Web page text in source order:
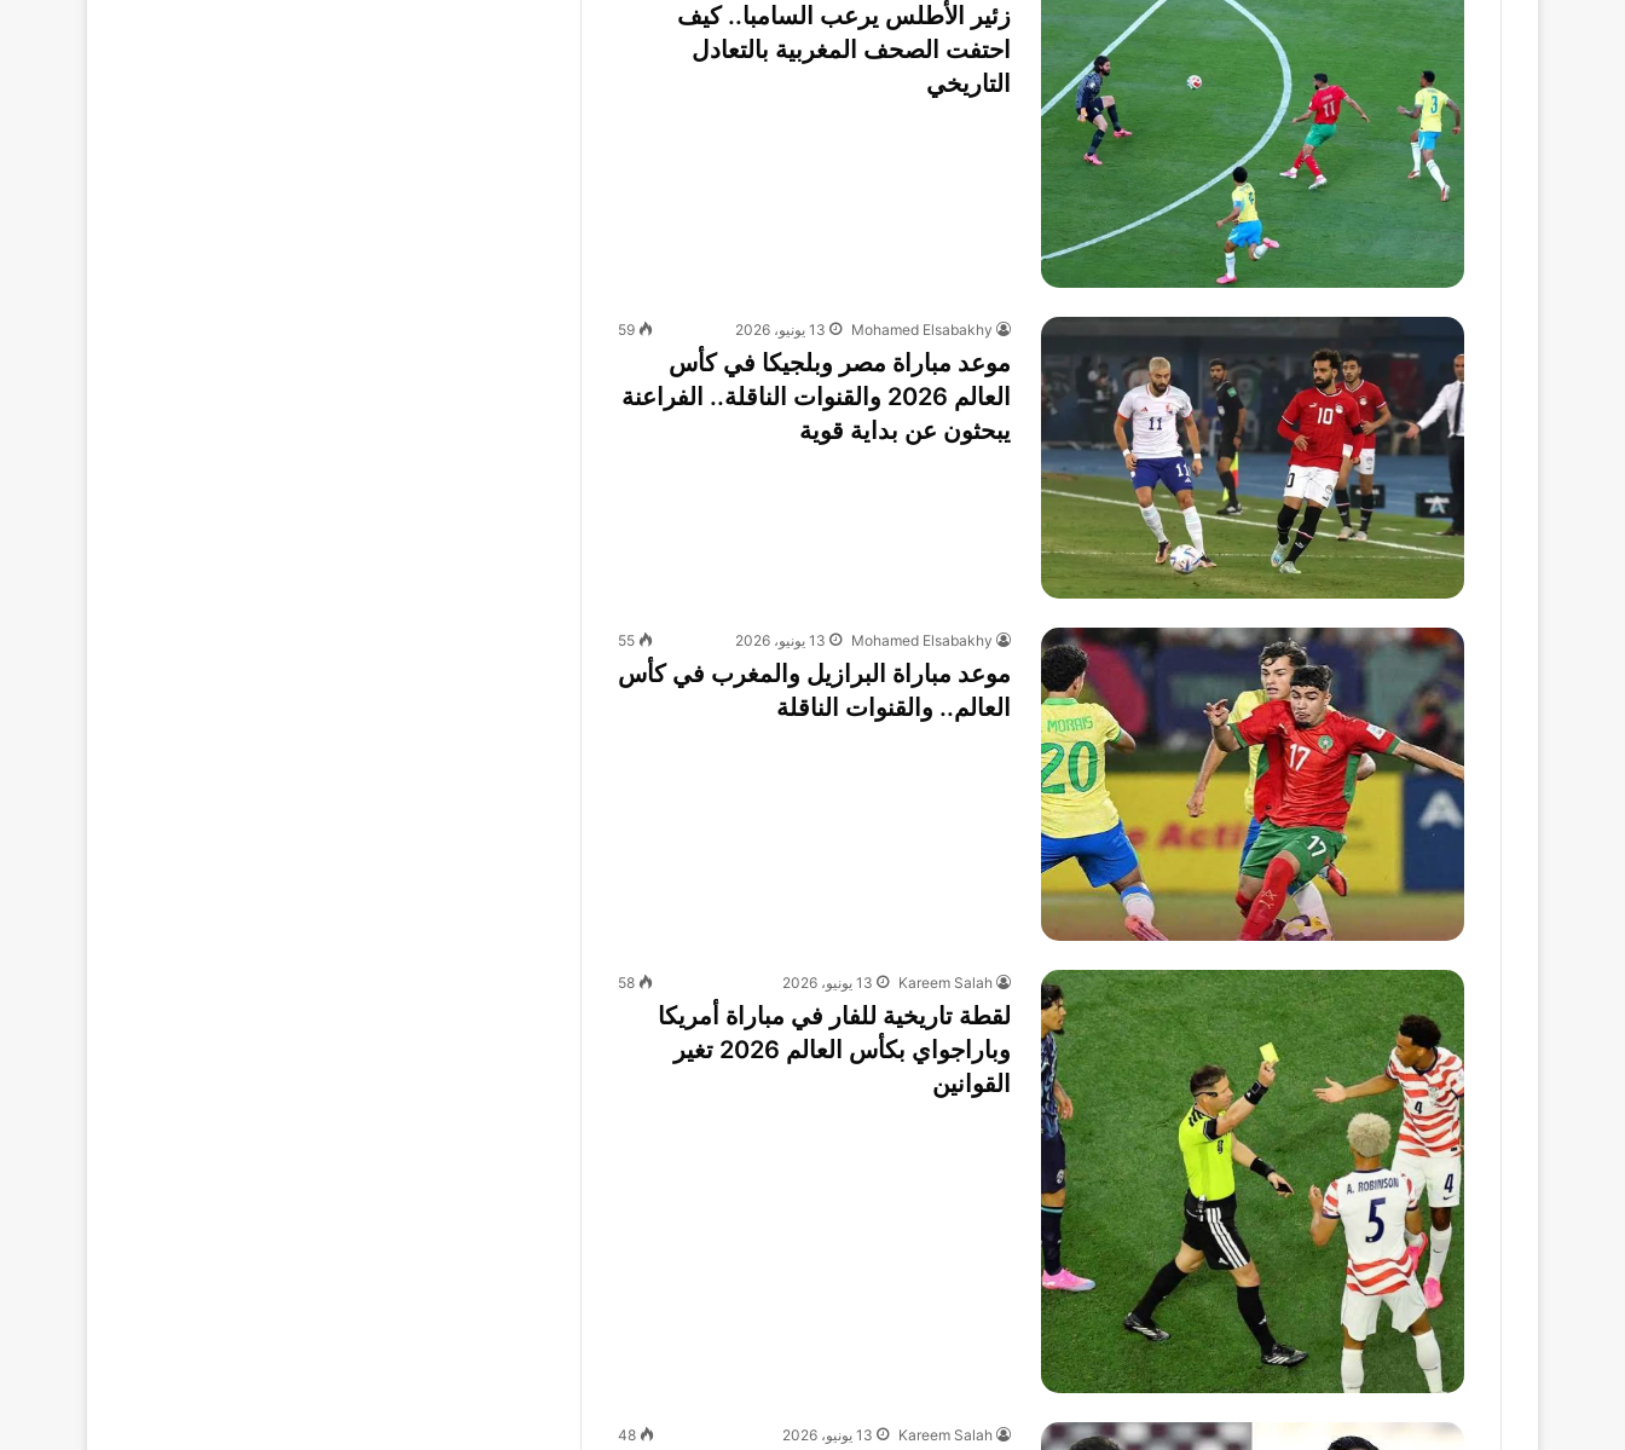
زئير الأطلس يرعب السامبا.. كيف
احتفت الصحف المغربية بالتعادل
التاريخي
Mohamed Elsabakhy 13 يونيو، 2026 59
موعد مباراة مصر وبلجيكا في كأس
العالم 2026 والقنوات الناقلة.. الفراعنة
يبحثون عن بداية قوية
Mohamed Elsabakhy 13 يونيو، 2026 55
موعد مباراة البرازيل والمغرب في كأس
العالم.. والقنوات الناقلة
Kareem Salah 13 يونيو، 2026 58
لقطة تاريخية للفار في مباراة أمريكا
وباراجواي بكأس العالم 2026 تغير
القوانين
Kareem Salah 13 يونيو، 2026 48